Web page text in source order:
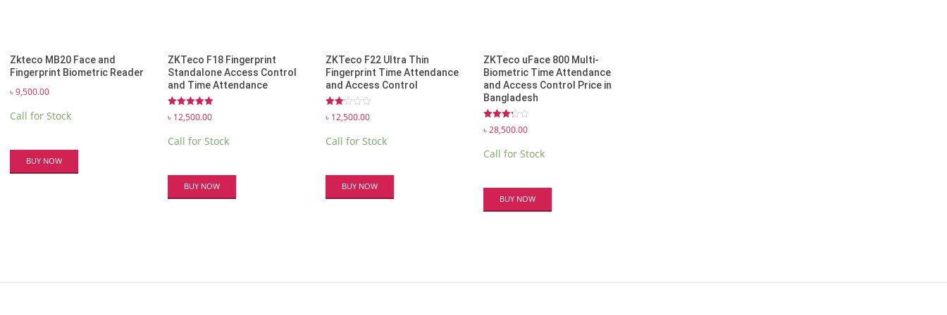
Zkteco​ MB20 Face and
Fingerprint Biometric Reader
৳9,500.00
Call for Stock
BUY NOW
ZKTeco F18 Fingerprint
Standalone Access Control
and Time Attendance
Rated
5.00
৳ 12,500.00
Call for Stock
BUY NOW
ZKTeco F22 Ultra Thin
Fingerprint Time Attendance
and Access Control
Rated
2.13
of 5
৳ 12,500.00
Call for Stock
BUY NOW
ZKTeco uFace 800 Multi-
Biometric Time Attendance
and Access Control Price in
Bangladesh
Rated
3.25
5
৳28,500.00
Call for Stock
BUY NOW